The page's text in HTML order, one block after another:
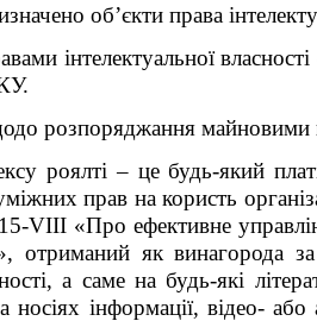
об’єкти права
інтелектуальної
розпоряджання майновими
роялті – це будь-який
прав на користь
VIII «Про ефективне
отриманий як винагорода
а саме на будь-які
інформації, відео- або